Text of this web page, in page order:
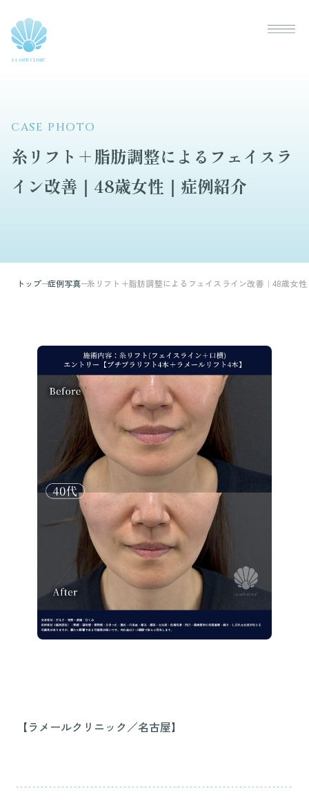
CASE PHOTO
糸リフト＋脂肪調整によるフェイスラ
イン改善｜48歳女性｜症例紹介
トップ 症例写真 糸リフト＋脂肪調整によるフェイスライン改善｜48歳女
【ラメールクリニック／名古屋】